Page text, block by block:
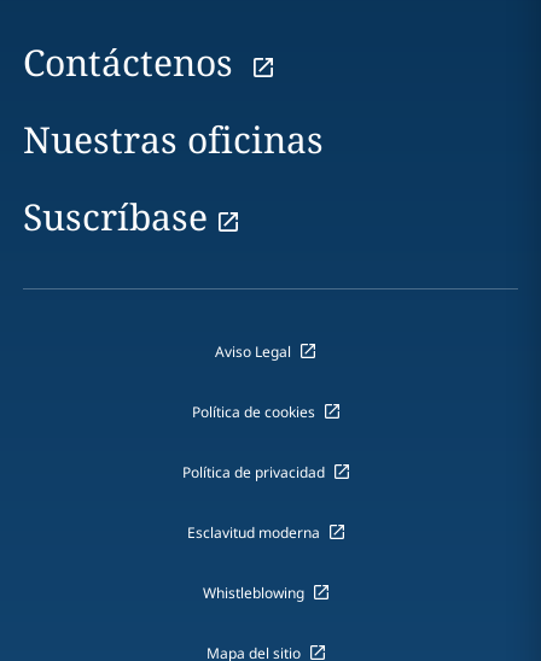
Contáctenos
Nuestras oficinas
Suscríbase
Aviso Legal
Política de cookies
Política de privacidad
Esclavitud moderna
Whistleblowing
Mapa del sitio